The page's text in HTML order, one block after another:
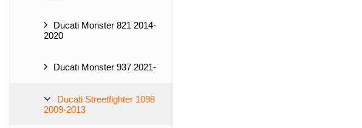
Ducati Monster 821 2014-
2020
Ducati Monster 937 2021-
Ducati Streetfighter 1098
2009-2013